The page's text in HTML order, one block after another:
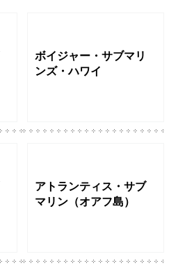
ボイジャー・サブマリ
ンズ・ハワイ
アトランティス・サブ
マリン（オアフ島）